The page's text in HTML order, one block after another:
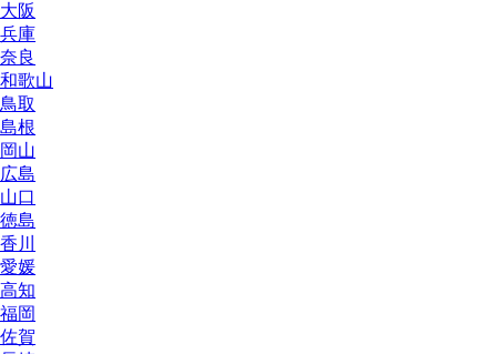
大阪
兵庫
奈良
和歌山
鳥取
島根
岡山
広島
山口
徳島
香川
愛媛
高知
福岡
佐賀